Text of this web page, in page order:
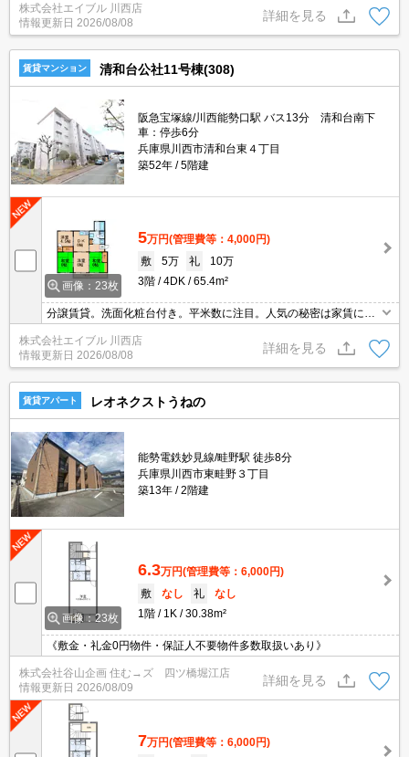
株式会社エイブル 川西店
情報更新日 2026/08/08
詳細を見る
賃貸マンション 清和台公社11号棟(308)
阪急宝塚線/川西能勢口駅 バス13分 清和台南下
車：停歩6分
兵庫県川西市清和台東４丁目
築52年
5階建
画像：23枚
5万円(管理費等：4,000円)
敷
5万 礼
10万
3階
4DK 65.4m²
分譲賃貸。洗面化粧台付き。平米数に注目。人気の秘密は家賃にあ
り。
株式会社エイブル 川西店
情報更新日 2026/08/08
詳細を見る
賃貸アパート レオネクストうねの
能勢電鉄妙見線/畦野駅 徒歩8分
兵庫県川西市東畦野３丁目
築13年
2階建
画像：23枚
6.3万円(管理費等：6,000円)
敷
なし 礼
なし
1階
1K 30.38m²
《敷金・礼金0円物件・保証人不要物件多数取扱いあり》
株式会社谷山企画 住む→ズ 四ツ橋堀江店
情報更新日 2026/08/09
詳細を見る
7万円(管理費等：6,000円)